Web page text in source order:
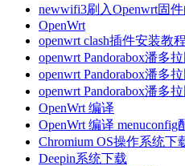
newwifi3刷入Openwrt固
OpenWrt
openwrt clash插件安装教程
openwrt Pandorabox潘多
openwrt Pandorabox潘多
openwrt Pandorabox潘多
OpenWrt 编译
OpenWrt 编译 menuconfig
Chromium OS操作系统下
Deepin系统下载